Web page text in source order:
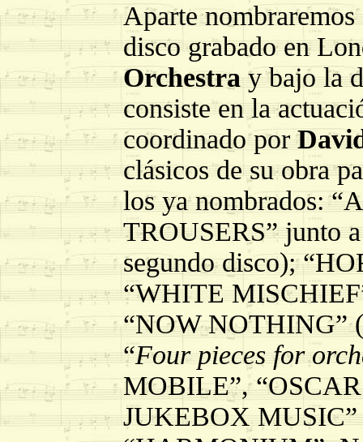
Aparte nombraremos
disco grabado en
Orchestray bajo la
consiste en la
coordinado por
clásicos de su obra
los ya nombrados:
TROUSERS” junto
segundo disco);
“WHITE
“NOW NOTHING”
“Four pieces for
MOBILE”,
JUKEBOX MUSIC”